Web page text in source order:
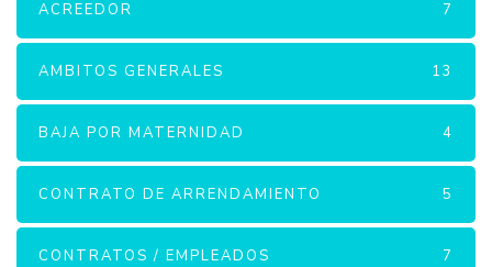
ACREEDOR 7
AMBITOS GENERALES 13
BAJA POR MATERNIDAD 4
CONTRATO DE ARRENDAMIENTO 5
CONTRATOS / EMPLEADOS 7